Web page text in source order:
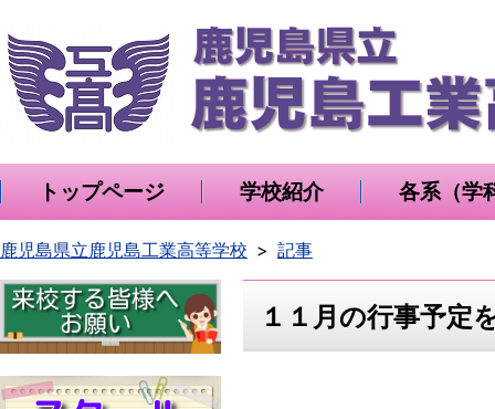
トップページ 学校紹介 各系（学
鹿児島県立鹿児島工業高等学校 記事
１１月の行事予定